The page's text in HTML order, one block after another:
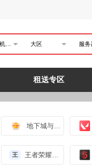
生化危机4：重制版 大区 服务
租送专区
王